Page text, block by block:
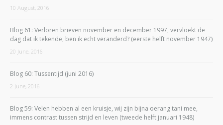
10 August, 2016
Blog 61: Verloren brieven november en december 1997, vervloekt de
dag dat ik tekende, ben ik echt veranderd? (eerste helft november 1947)
20 June, 2016
Blog 60: Tussentijd (juni 2016)
2 June, 2016
Blog 59: Velen hebben al een kruisje, wij zijn bijna oerang tani mee,
immens contrast tussen strijd en leven (tweede helft januari 1948)